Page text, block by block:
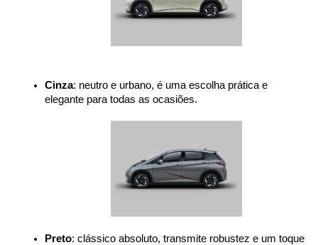
Cinza: neutro e urbano, é uma escolha prática e
elegante para todas as ocasiões.
Preto: clássico absoluto, transmite robustez e um toque